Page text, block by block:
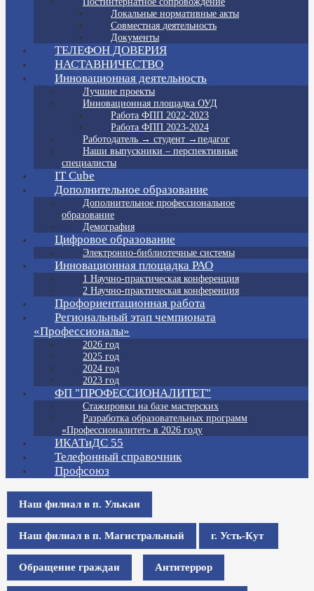
Локальные нормативные акты
Совместная деятельность
Документы
ТЕЛЕФОН ДОВЕРИЯ
НАСТАВНИЧЕСТВО
Инновационная деятельность
Лучшие проекты
Инновационная площадка ОУД
Работа ФПП 2022-2023
Работа ФПП 2023-2024
Работодатель → студент →педагог
Наши выпускники – перспективные
специалисты
IT Cube
Дополнительное образование
Дополнительное профессиональное
образование
Демография
Цифровое образование
Электронно-библиотечные системы
Инновационная площадка РАО
1 Научно-практическая конференция
2 Научно-практическая конференция
Профориентационная работа
Региональный этап чемпионата
«Профессионалы»
2026 год
2025 год
2024 год
2023 год
ФП "ПРОФЕССИОНАЛИТЕТ"
Стажировки на базе мастерских
Разработка образовательных программ
«Профессионалитет» в 2026 году
ИКАТиДС 55
Телефонный справочник
Профсоюз
Наш филиал в п. Улькан
Наш филиал в п. Магистральный г. Усть-Кут
Обращение граждан Антитеррор